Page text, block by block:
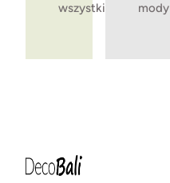
wszystkie
mody